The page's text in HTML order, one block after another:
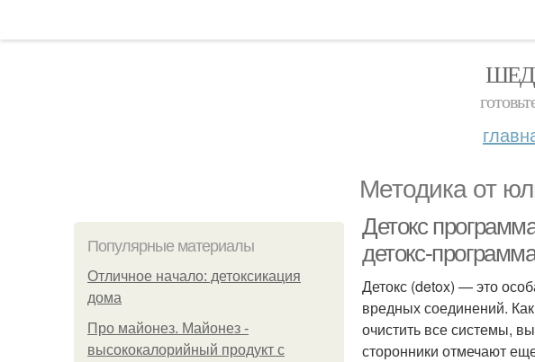
Методика от
Популярные материалы
Отличное начало: детоксикация
дома
Про майонез. Майонез -
высококалорийный продукт с
Детокс
детокс-
Детокс (detox) — это
вредных соединений.
очистить все системы,
сторонники отмечают